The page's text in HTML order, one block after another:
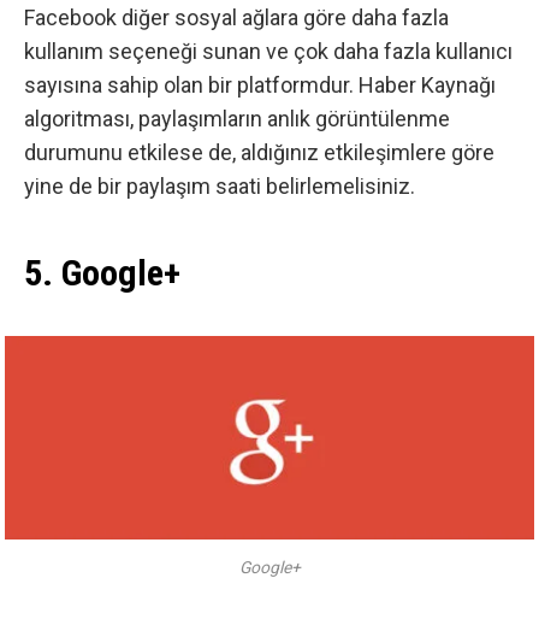
Facebook diğer sosyal ağlara göre daha fazla
kullanım seçeneği sunan ve çok daha fazla kullanıcı
sayısına sahip olan bir platformdur. Haber Kaynağı
algoritması, paylaşımların anlık görüntülenme
durumunu etkilese de, aldığınız etkileşimlere göre
yine de bir paylaşım saati belirlemelisiniz.
5. Google+
Google+